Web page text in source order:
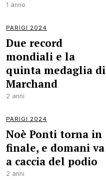
1 anno
PARIGI 2024
Due record
mondiali e la
quinta medaglia di
Marchand
2 anni
PARIGI 2024
Noè Ponti torna in
finale, e domani va
a caccia del podio
2 anni